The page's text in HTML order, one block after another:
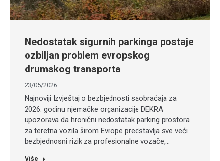
Nedostatak sigurnih parkinga postaje
ozbiljan problem evropskog
drumskog transporta
23/05/2026
Najnoviji Izvještaj o bezbjednosti saobraćaja za
2026. godinu njemačke organizacije DEKRA
upozorava da hronični nedostatak parking prostora
za teretna vozila širom Evrope predstavlja sve veći
bezbjednosni rizik za profesionalne vozače,…
Više